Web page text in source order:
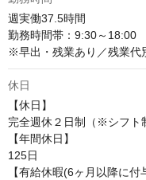
週実働37.5時間
勤務時間帯：9:30～18:00
※早出・残業あり／残業代
休日
【休日】
完全週休２日制（※シフト
【年間休日】
125日
【有給休暇(6ヶ月以降に付